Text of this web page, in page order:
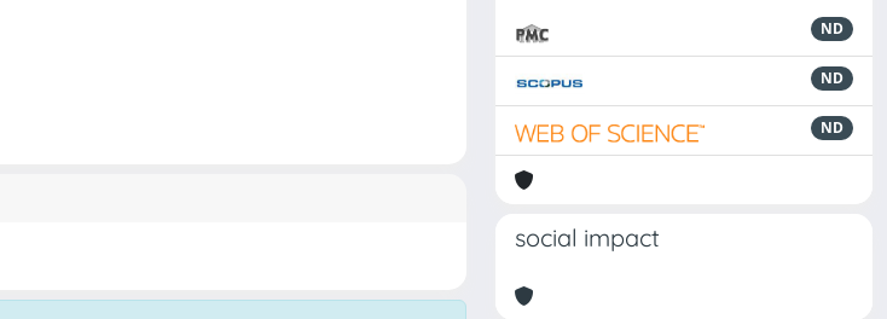
ND
ND
ND
social impact